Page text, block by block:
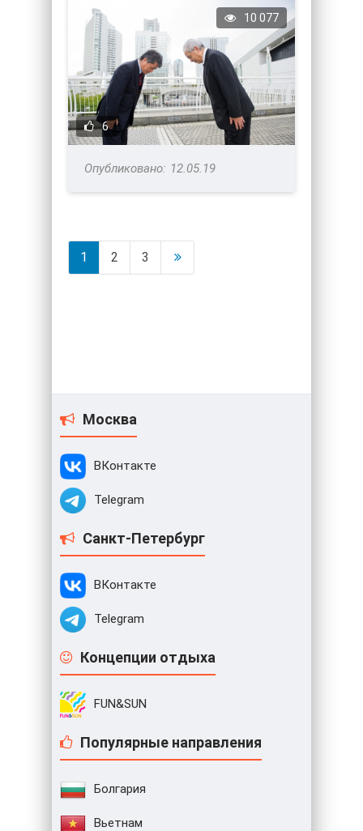
6
10 077
12.05.19
1 2 3
Москва
ВКонтакте
Telegram
Санкт-Петербург
ВКонтакте
Telegram
Концепции отдыха
FUN&SUN
Популярные направления
Болгария
Вьетнам